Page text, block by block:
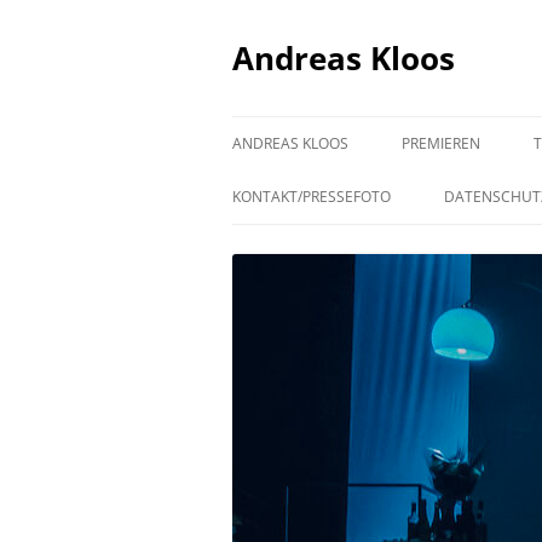
Andreas Kloos
ANDREAS KLOOS PREMIEREN
KONTAKT/PRESSEFOTO